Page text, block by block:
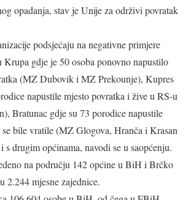
opadanja, stav je Unije za održivi povratak
podsjećaju na negativne primjere
Krupa gdje je 50 osoba ponovno napustilo
(MZ Dubovik i MZ Prekounje), Kupres
napustile mjesto povratka i žive u RS-u
Bratunac gdje su 73 porodice napustile
se bile vratile (MZ Glogova, Hranča i Krasan
s drugim općinama, navodi se u saopćenju.
na području 142 općine u BiH i Brčko
2.244 mjesne zajednice.